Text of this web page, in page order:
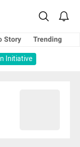
Story
Trending
Initiative